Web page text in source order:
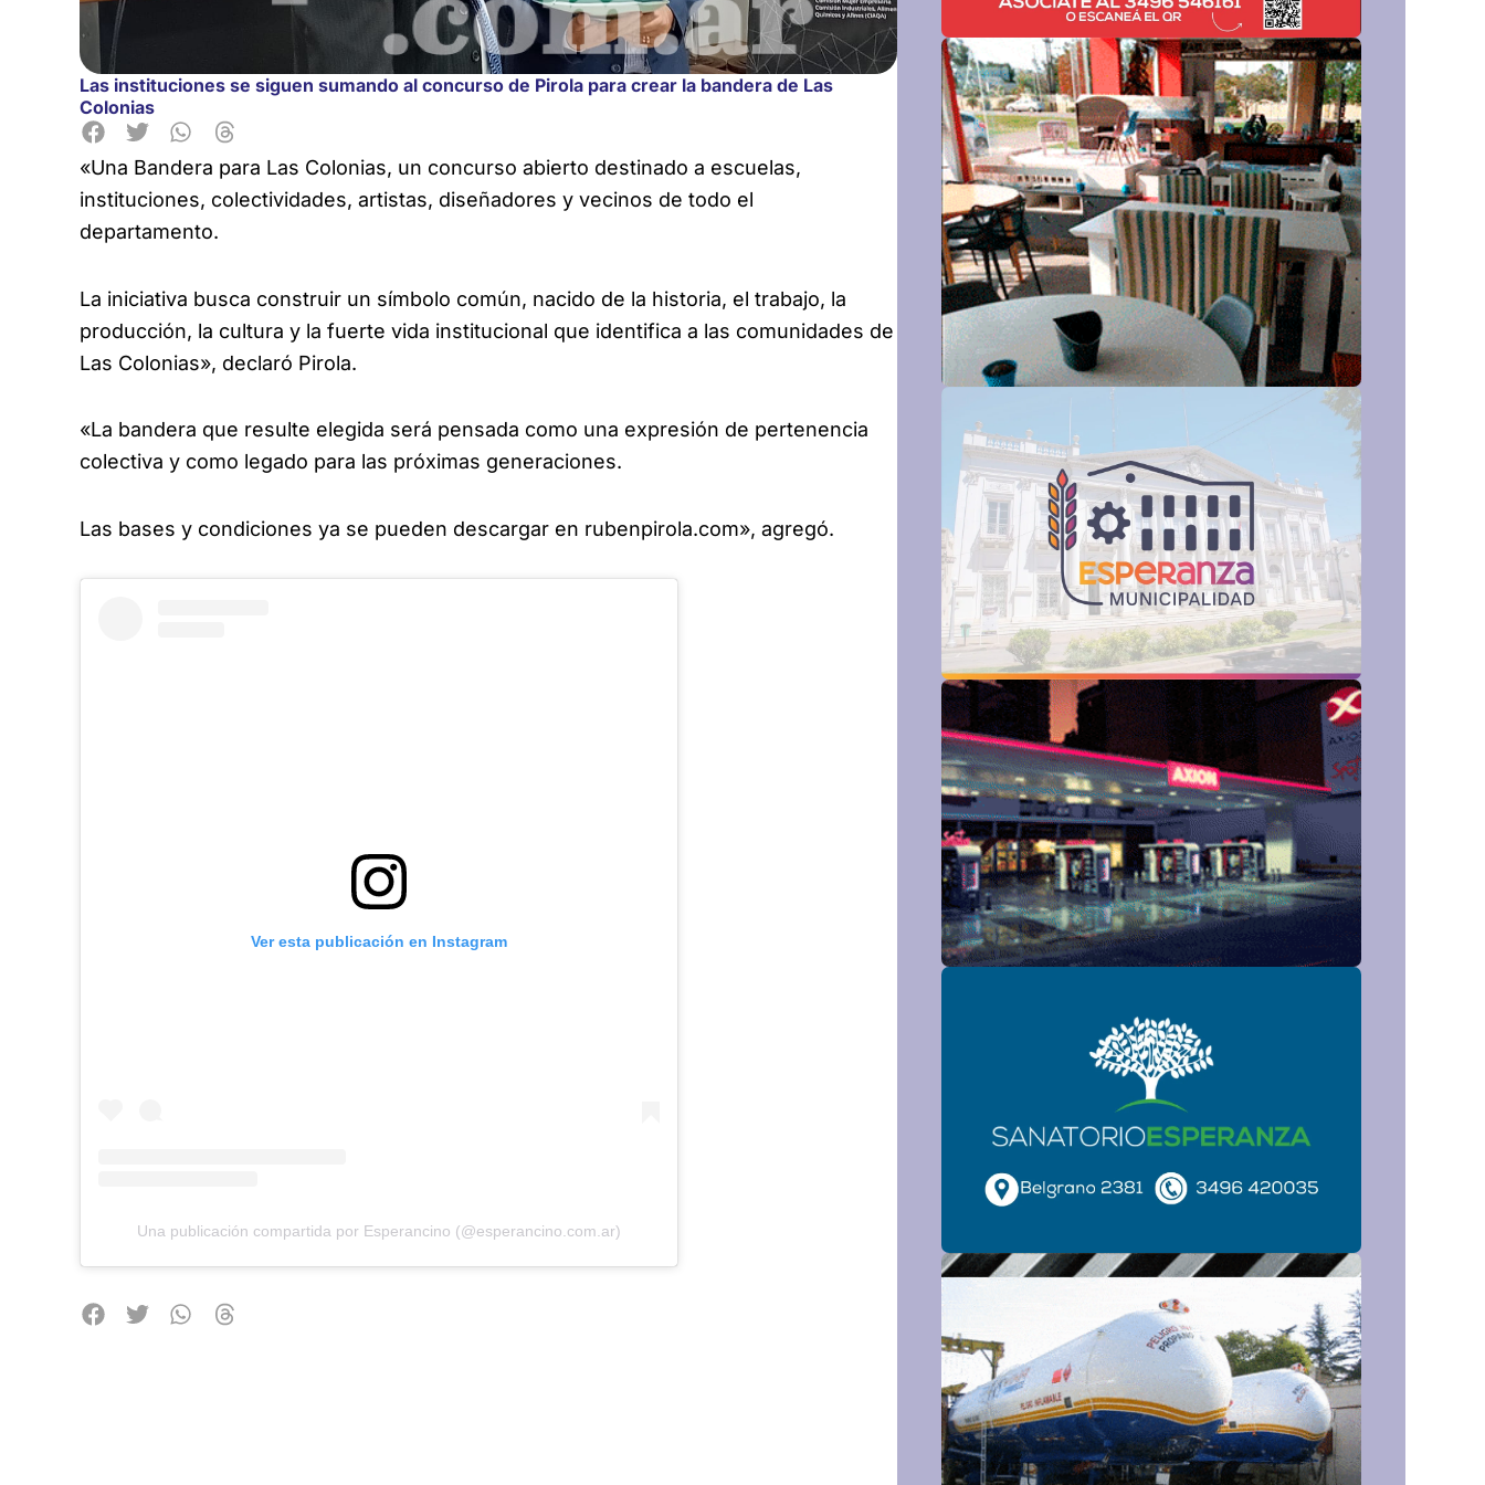
Las instituciones se siguen sumando al concurso de Pirola para crear la bandera de Las
Colonias
«Una Bandera para Las Colonias, un concurso abierto destinado a escuelas,
instituciones, colectividades, artistas, diseñadores y vecinos de todo el
departamento.
La iniciativa busca construir un símbolo común, nacido de la historia, el trabajo, la
producción, la cultura y la fuerte vida institucional que identifica a las comunidades de
Las Colonias», declaró Pirola.
«La bandera que resulte elegida será pensada como una expresión de pertenencia
colectiva y como legado para las próximas generaciones.
Las bases y condiciones ya se pueden descargar en rubenpirola.com», agregó.
Ver esta publicación en Instagram
Una publicación compartida por Esperancino (@esperancino.com.ar)